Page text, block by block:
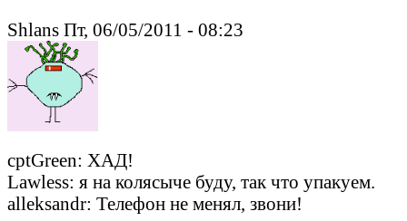
Shlans Пт, 06/05/2011 - 08:23
cptGreen: ХАД!
Lawless: я на колясыче буду, так что упакуем.
alleksandr: Телефон не менял, звони!